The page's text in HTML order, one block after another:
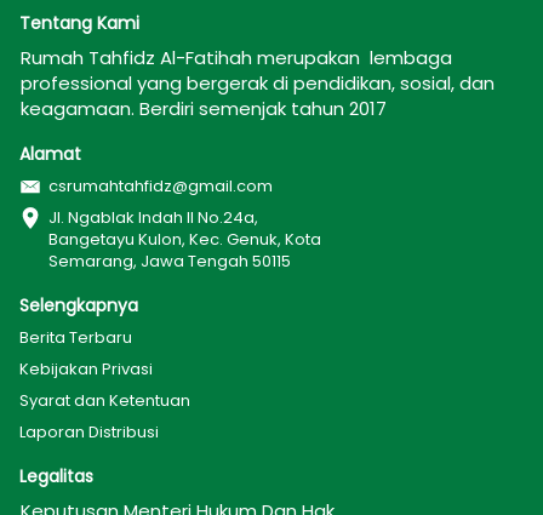
Tentang Kami
Rumah Tahfidz Al-Fatihah merupakan  lembaga
professional yang bergerak di pendidikan, sosial, dan
keagamaan. Berdiri semenjak tahun 2017
Alamat
csrumahtahfidz@gmail.com
Jl. Ngablak Indah II No.24a,
Bangetayu Kulon, Kec. Genuk, Kota
Semarang, Jawa Tengah 50115
Selengkapnya
Berita Terbaru
Kebijakan Privasi
Syarat dan Ketentuan
Laporan Distribusi
Legalitas